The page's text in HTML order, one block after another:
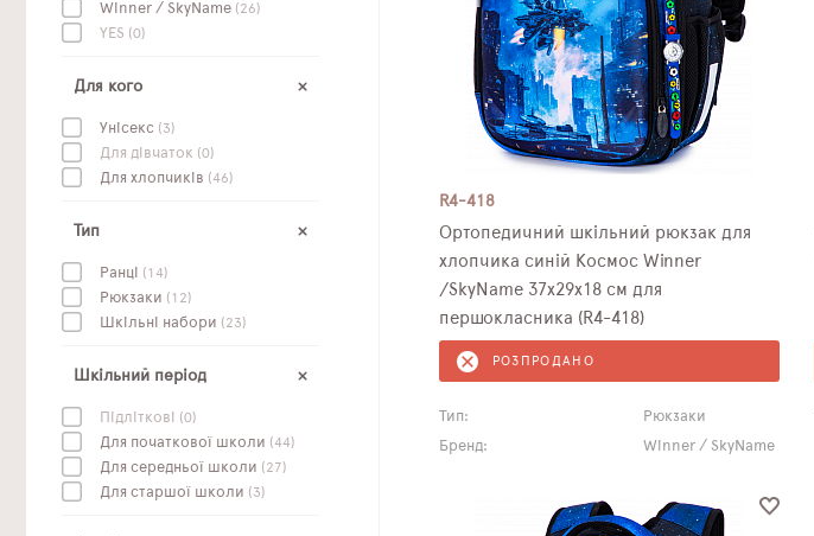
Winner / SkyName (26)
YES (0)
Для кого
Унісекс (3)
Для дівчаток (0)
Для хлопчиків (46)
Тип
Ранці (14)
Рюкзаки (12)
Шкільні набори (23)
Шкільний період
Підліткові (0)
Для початкової школи (44)
Для середньої школи (27)
Для старшої школи (3)
R4-418
Ортопедичний шкільний рюкзак для
хлопчика синій Космос Winner
/SkyName 37х29х18 см для
першокласника (R4-418)
РОЗПРОДАНО
Тип:
Рюкзаки
Бренд:
Winner / SkyName